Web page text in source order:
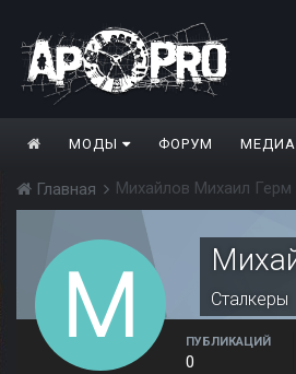
МОДЫ ФОРУМ МЕДИА
Главная Михайлов Михаил Герм
Сталкеры
ПУБЛИКАЦИЙ
0